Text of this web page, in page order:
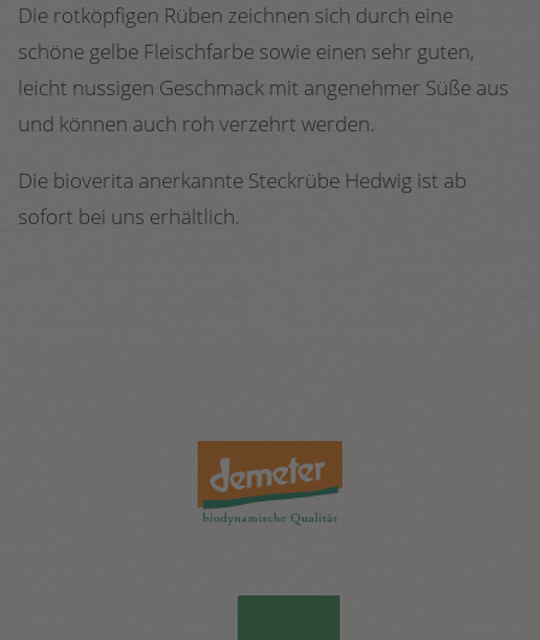
Die rotköpfigen Rüben zeichnen sich durch eine
schöne gelbe Fleischfarbe sowie einen sehr guten,
leicht nussigen Geschmack mit angenehmer Süße aus
und können auch roh verzehrt werden.
Die bioverita anerkannte Steckrübe Hedwig ist ab
sofort bei uns erhältlich.